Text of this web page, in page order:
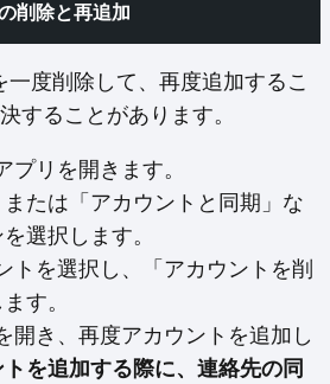
削除と再追加
度削除して、再度追加するこ
することがあります。
プリを開きます。
または「アカウントと同期」な
選択します。
トを選択し、「アカウントを削
す。
開き、再度アカウントを追加し
を追加する際に、連絡先の同